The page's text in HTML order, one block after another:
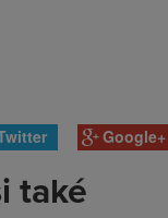
Google+
také